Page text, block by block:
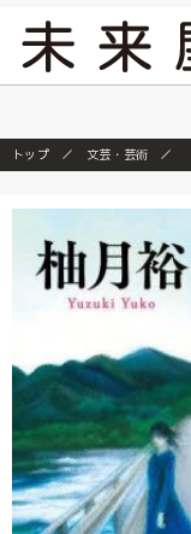
トップ 文芸・芸術